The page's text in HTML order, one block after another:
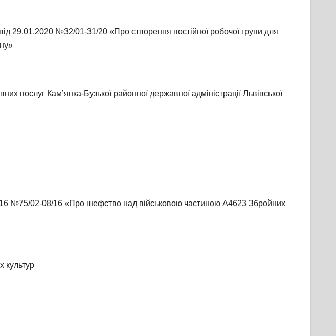
29.01.2020 №32/01-31/20 «Про створення постійної робочої групи для
послуг Кам’янка-Бузької районної державної адміністрації Львівської
№75/02-08/16 «Про шефство над військовою частиною А4623 Збройних
культур